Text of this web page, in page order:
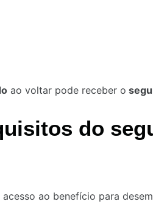
ao voltar pode receber o
do
ao benefício para